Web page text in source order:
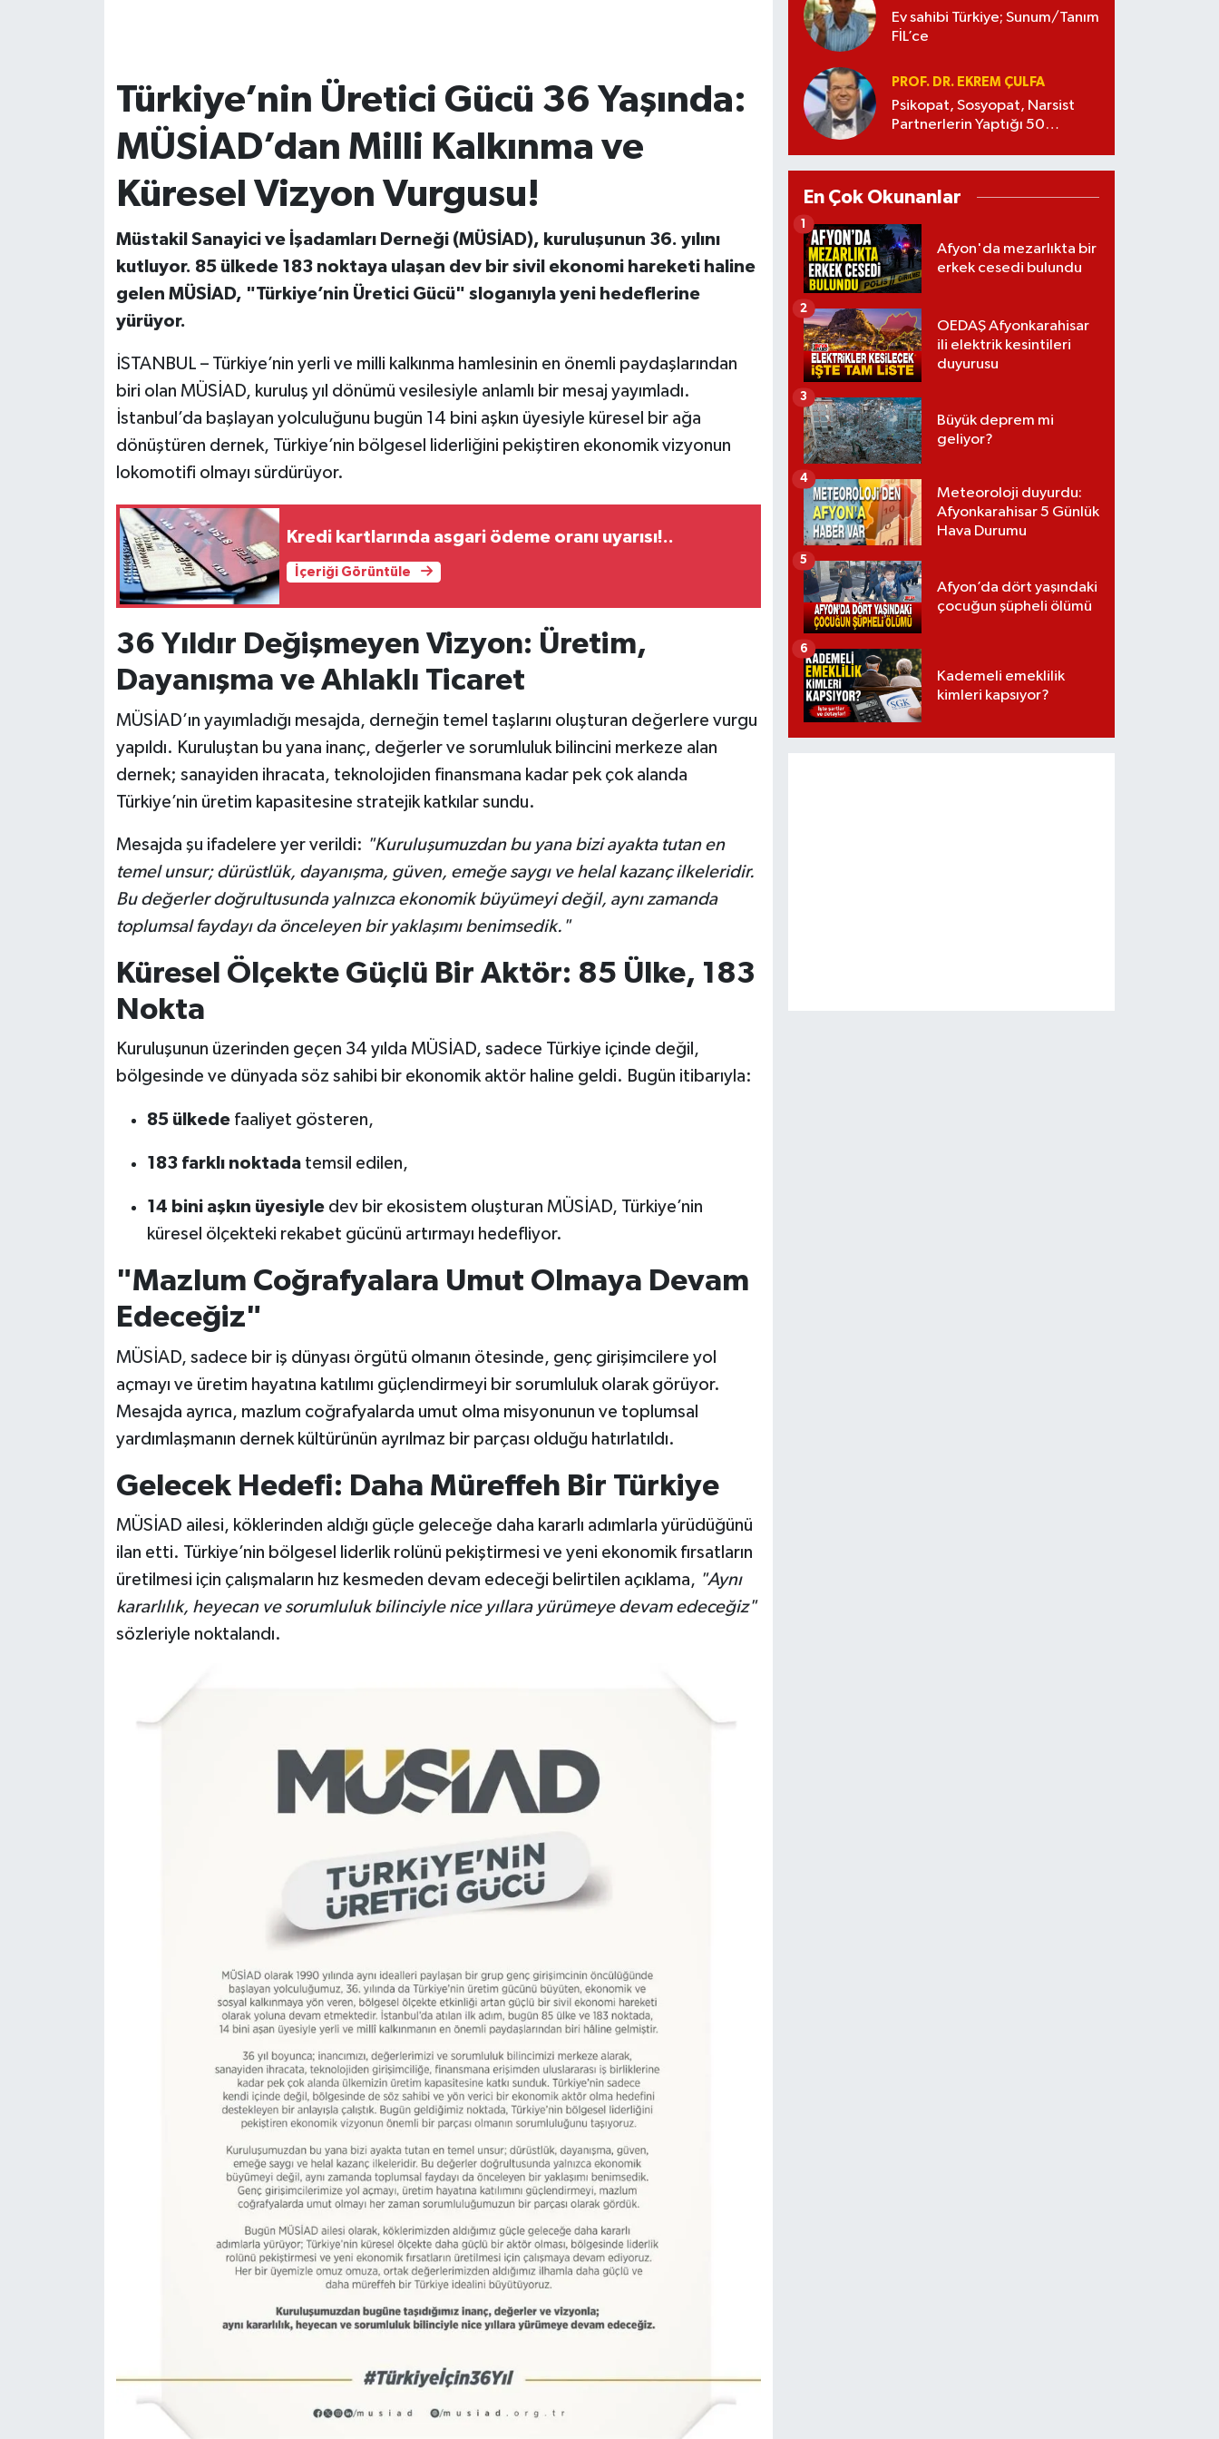
Türkiye’nin Üretici Gücü 36 Yaşında:
MÜSİAD’dan Milli Kalkınma ve
Küresel Vizyon Vurgusu!
Müstakil Sanayici ve İşadamları Derneği (MÜSİAD), kuruluşunun 36. yılını
kutluyor. 85 ülkede 183 noktaya ulaşan dev bir sivil ekonomi hareketi haline
gelen MÜSİAD, "Türkiye’nin Üretici Gücü" sloganıyla yeni hedeflerine
yürüyor.
İSTANBUL – Türkiye’nin yerli ve milli kalkınma hamlesinin en önemli paydaşlarından
biri olan MÜSİAD, kuruluş yıl dönümü vesilesiyle anlamlı bir mesaj yayımladı.
İstanbul’da başlayan yolculuğunu bugün 14 bini aşkın üyesiyle küresel bir ağa
dönüştüren dernek, Türkiye’nin bölgesel liderliğini pekiştiren ekonomik vizyonun
lokomotifi olmayı sürdürüyor.
Kredi kartlarında asgari ödeme oranı uyarısı!..
İçeriği Görüntüle
36 Yıldır Değişmeyen Vizyon: Üretim,
Dayanışma ve Ahlaklı Ticaret
MÜSİAD’ın yayımladığı mesajda, derneğin temel taşlarını oluşturan değerlere vurgu
yapıldı. Kuruluştan bu yana inanç, değerler ve sorumluluk bilincini merkeze alan
dernek; sanayiden ihracata, teknolojiden finansmana kadar pek çok alanda
Türkiye’nin üretim kapasitesine stratejik katkılar sundu.
Mesajda şu ifadelere yer verildi: "Kuruluşumuzdan bu yana bizi ayakta tutan en
temel unsur; dürüstlük, dayanışma, güven, emeğe saygı ve helal kazanç ilkeleridir.
Bu değerler doğrultusunda yalnızca ekonomik büyümeyi değil, aynı zamanda
toplumsal faydayı da önceleyen bir yaklaşımı benimsedik."
Küresel Ölçekte Güçlü Bir Aktör: 85 Ülke, 183
Nokta
Kuruluşunun üzerinden geçen 34 yılda MÜSİAD, sadece Türkiye içinde değil,
bölgesinde ve dünyada söz sahibi bir ekonomik aktör haline geldi. Bugün itibarıyla:
85 ülkedefaaliyet gösteren,
183 farklı noktadatemsil edilen,
14 bini aşkın üyesiyledev bir ekosistem oluşturan MÜSİAD, Türkiye’nin
küresel ölçekteki rekabet gücünü artırmayı hedefliyor.
"Mazlum Coğrafyalara Umut Olmaya Devam
Edeceğiz"
MÜSİAD, sadece bir iş dünyası örgütü olmanın ötesinde, genç girişimcilere yol
açmayı ve üretim hayatına katılımı güçlendirmeyi bir sorumluluk olarak görüyor.
Mesajda ayrıca, mazlum coğrafyalarda umut olma misyonunun ve toplumsal
yardımlaşmanın dernek kültürünün ayrılmaz bir parçası olduğu hatırlatıldı.
Gelecek Hedefi: Daha Müreffeh Bir Türkiye
MÜSİAD ailesi, köklerinden aldığı güçle geleceğe daha kararlı adımlarla yürüdüğünü
ilan etti. Türkiye’nin bölgesel liderlik rolünü pekiştirmesi ve yeni ekonomik fırsatların
üretilmesi için çalışmaların hız kesmeden devam edeceği belirtilen açıklama, "Aynı
kararlılık, heyecan ve sorumluluk bilinciyle nice yıllara yürümeye devam edeceğiz"
sözleriyle noktalandı.
Ev sahibi Türkiye; Sunum/Tanım
FİL’ce
PROF. DR. EKREM ÇULFA
Psikopat, Sosyopat, Narsist
Partnerlerin Yaptığı 50
En Çok Okunanlar
Afyon'da mezarlıkta bir
erkek cesedi bulundu
1
OEDAŞ Afyonkarahisar
ili elektrik kesintileri
duyurusu
2
Büyük deprem mi
geliyor?
3
Meteoroloji duyurdu:
Afyonkarahisar 5 Günlük
Hava Durumu
4
Afyon’da dört yaşındaki
çocuğun şüpheli ölümü
5
Kademeli emeklilik
kimleri kapsıyor?
6